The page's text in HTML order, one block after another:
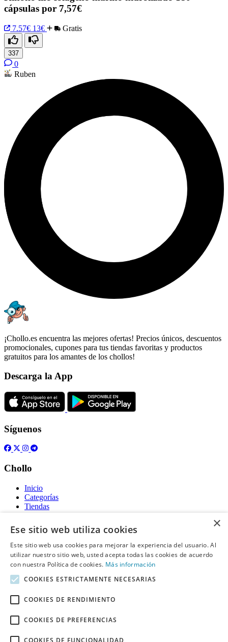
cápsulas por 7,57€
7.57€ 13€ Gratis
337
0
Ruben
¡Chollo.es encuentra las mejores ofertas! Precios únicos, descuentos
promocionales, cupones para tus tiendas favoritas y productos
gratuitos para los amantes de los chollos!
Descarga la App
Síguenos
Chollo
Inicio
Categorías
Tiendas
Gratis
Acerca de
Sobre nosotros
Contacto
Información legal
Declaración de cookies
Descargo de Responsabilidad
×
Ese sitio web utiliza cookies
Este sitio web usa cookies para mejorar la experiencia del usuario. Al
utilizar nuestro sitio web, usted acepta todas las cookies de acuerdo
con nuestra Política de cookies. Más información
COOKIES ESTRICTAMENTE NECESARIAS
COOKIES DE RENDIMIENTO
COOKIES DE PREFERENCIAS
COOKIES DE FUNCIONALIDAD